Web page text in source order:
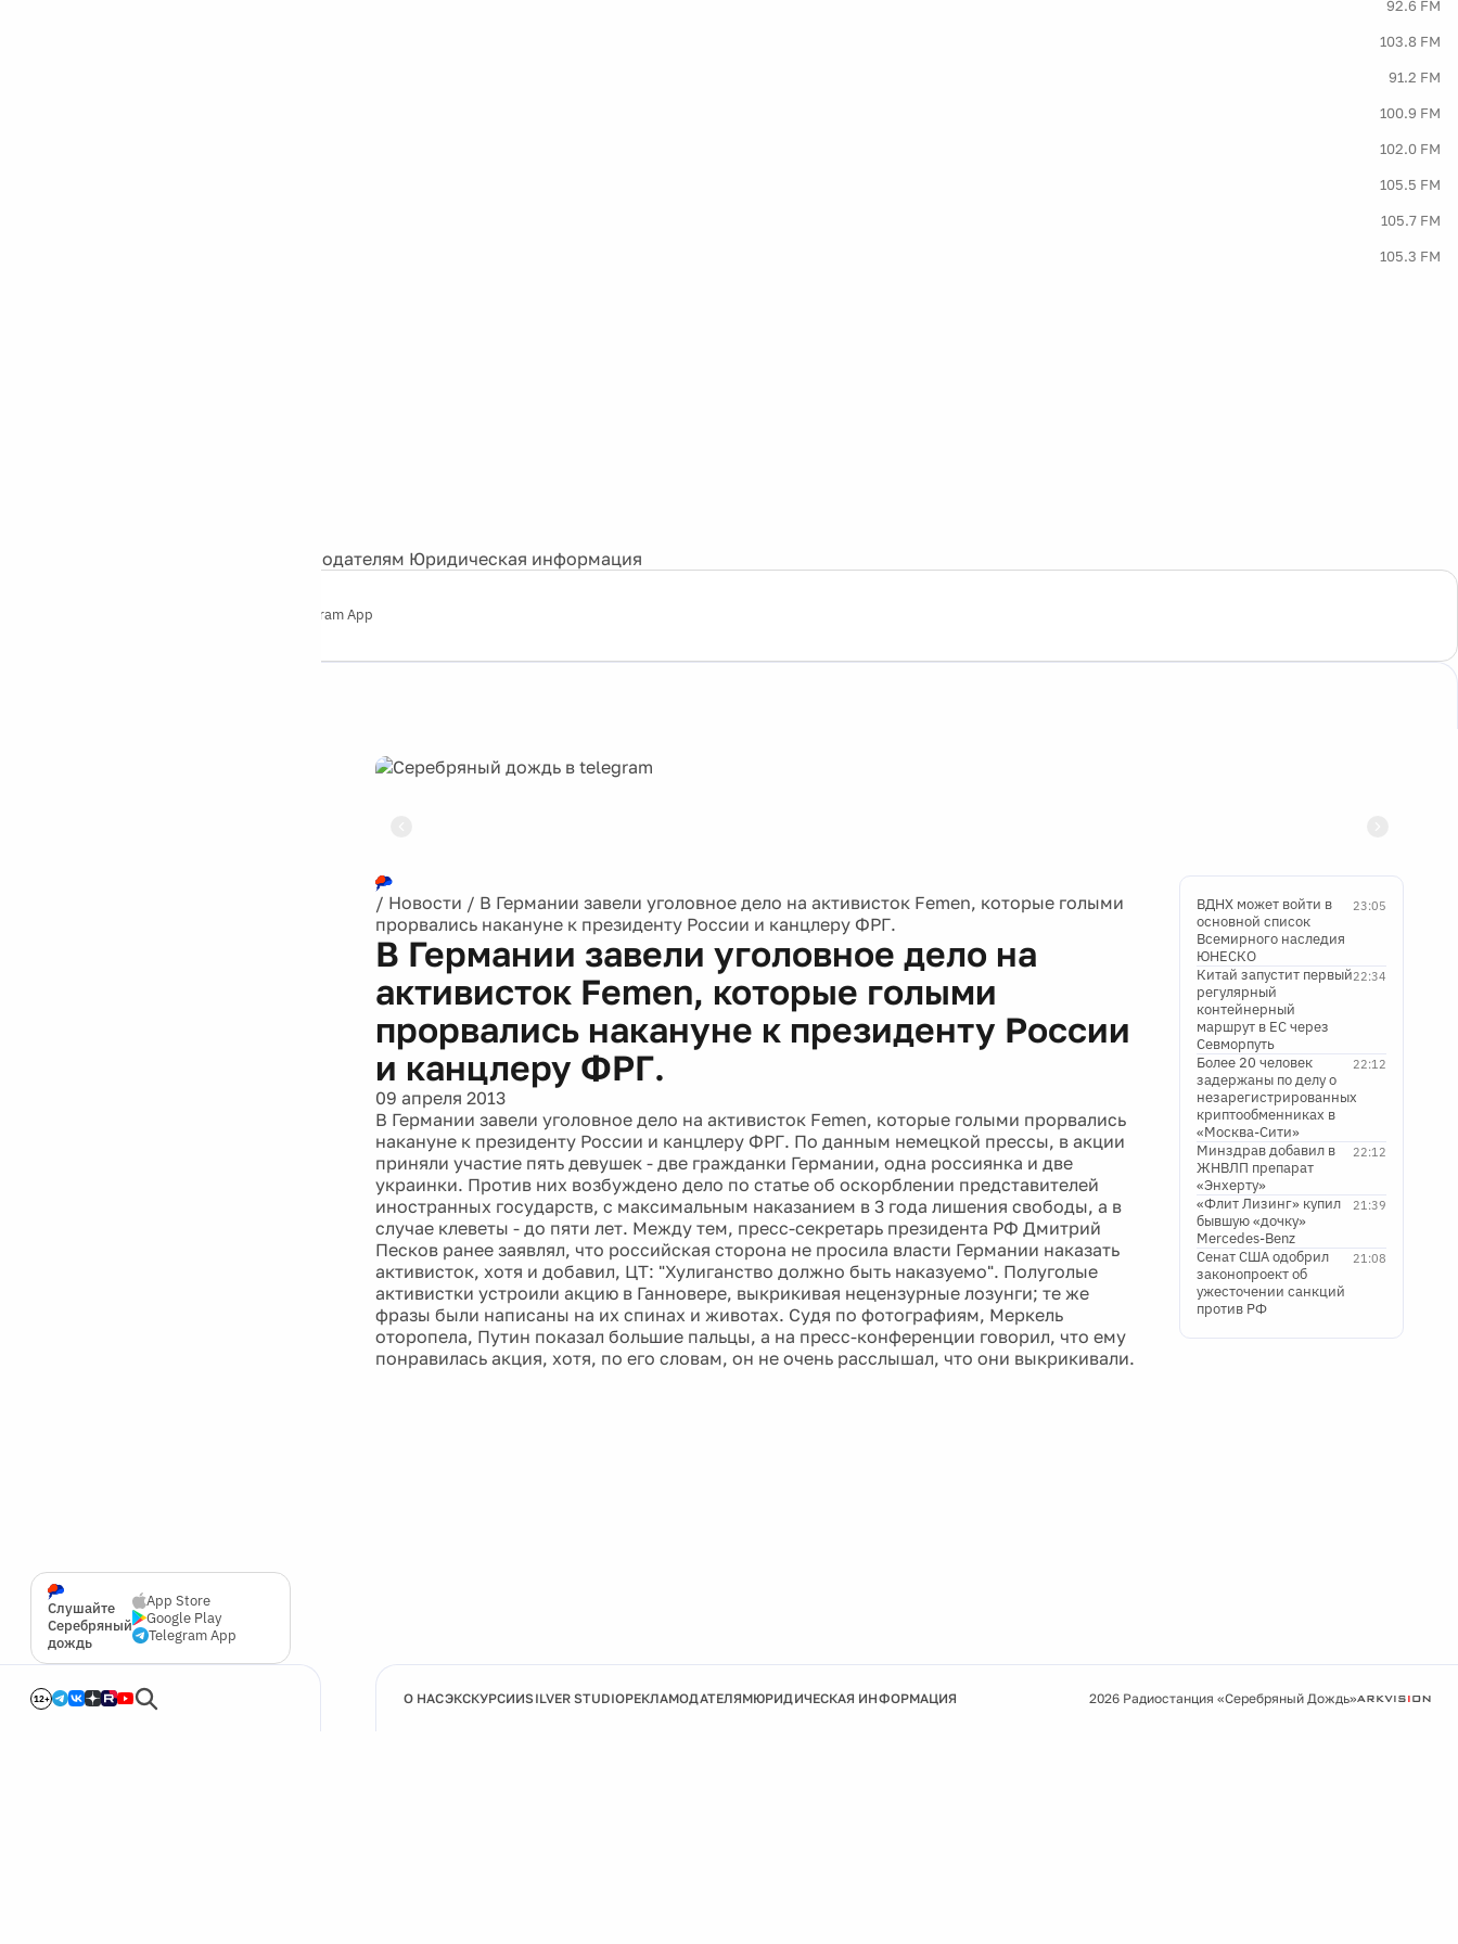
92.6 FM
103.8 FM
91.2 FM
100.9 FM
102.0 FM
105.5 FM
105.7 FM
105.3 FM
Рекламодателям Юридическая информация
Telegram App
Слушайте
Серебряный
дождь
App Store
Google Play
Telegram App
12+
/ Новости / В Германии завели уголовное дело на активисток Femen, которые голыми
прорвались накануне к президенту России и канцлеру ФРГ.
В Германии завели уголовное дело на
активисток Femen, которые голыми
прорвались накануне к президенту России
и канцлеру ФРГ.
09 апреля 2013
В Германии завели уголовное дело на активисток Femen, которые голыми прорвались
накануне к президенту России и канцлеру ФРГ. По данным немецкой прессы, в акции
приняли участие пять девушек - две гражданки Германии, одна россиянка и две
украинки. Против них возбуждено дело по статье об оскорблении представителей
иностранных государств, с максимальным наказанием в 3 года лишения свободы, а в
случае клеветы - до пяти лет. Между тем, пресс-секретарь президента РФ Дмитрий
Песков ранее заявлял, что российская сторона не просила власти Германии наказать
активисток, хотя и добавил, ЦТ: "Хулиганство должно быть наказуемо". Полуголые
активистки устроили акцию в Ганновере, выкрикивая нецензурные лозунги; те же
фразы были написаны на их спинах и животах. Судя по фотографиям, Меркель
оторопела, Путин показал большие пальцы, а на пресс-конференции говорил, что ему
понравилась акция, хотя, по его словам, он не очень расслышал, что они выкрикивали.
23:05
ВДНХ может войти в
основной список
Всемирного наследия
ЮНЕСКО
22:34
Китай запустит первый
регулярный
контейнерный
маршрут в ЕС через
Севморпуть
22:12
Более 20 человек
задержаны по делу о
незарегистрированных
криптообменниках в
«Москва-Сити»
22:12
Минздрав добавил в
ЖНВЛП препарат
«Энхерту»
21:39
«Флит Лизинг» купил
бывшую «дочку»
Mercedes-Benz
21:08
Сенат США одобрил
законопроект об
ужесточении санкций
против РФ
О НАСЭКСКУРСИИSILVER STUDIOРЕКЛАМОДАТЕЛЯМЮРИДИЧЕСКАЯ ИНФОРМАЦИЯ 2026 Радиостанция «Серебряный Дождь»